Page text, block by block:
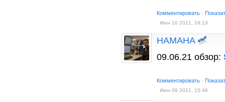
Комментировать ·
Июн 10 2021, 16:13
HAMAHA
09.06.21 обзор:
Комментировать ·
Июн 09 2021, 15:48